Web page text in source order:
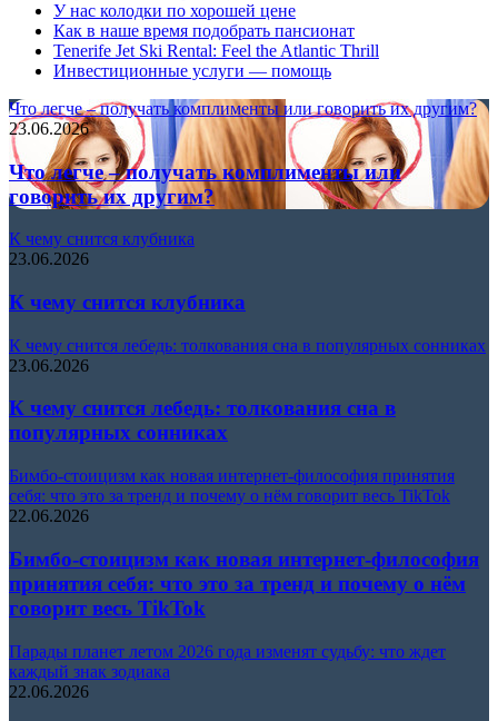
У нас колодки по хорошей цене
Как в наше время подобрать пансионат
Tenerife Jet Ski Rental: Feel the Atlantic Thrill
Инвестиционные услуги — помощь
Что легче – получать комплименты или говорить их другим?
23.06.2026
Что легче – получать комплименты или
говорить их другим?
К чему снится клубника
23.06.2026
К чему снится клубника
К чему снится лебедь: толкования сна в популярных сонниках
23.06.2026
К чему снится лебедь: толкования сна в
популярных сонниках
Бимбо-стоицизм как новая интернет-философия принятия
себя: что это за тренд и почему о нём говорит весь TikTok
22.06.2026
Бимбо-стоицизм как новая интернет-философия
принятия себя: что это за тренд и почему о нём
говорит весь TikTok
Парады планет летом 2026 года изменят судьбу: что ждет
каждый знак зодиака
22.06.2026